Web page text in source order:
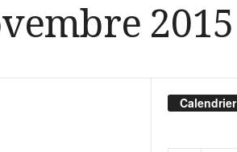
2015
Calendrier